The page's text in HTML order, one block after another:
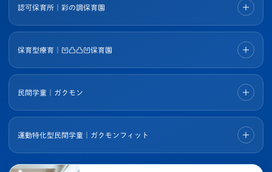
認可保育所｜彩の調保育園
保育型療育｜凹凸凸凹保育園
民間学童｜ガクモン
運動特化型民間学童｜ガクモンフィット